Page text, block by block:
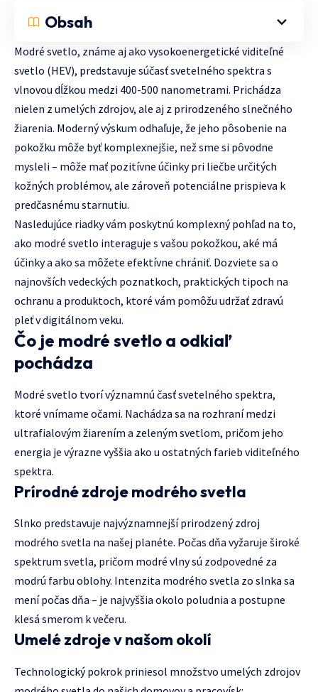
Obsah
Modré svetlo, známe aj ako vysokoenergetické viditeľné
svetlo (HEV), predstavuje súčasť svetelného spektra s
vlnovou dĺžkou medzi 400-500 nanometrami. Prichádza
nielen z umelých zdrojov, ale aj z prirodzeného slnečného
žiarenia. Moderný výskum odhaľuje, že jeho pôsobenie na
pokožku môže byť komplexnejšie, než sme si pôvodne
mysleli – môže mať pozitívne účinky pri liečbe určitých
kožných problémov, ale zároveň potenciálne prispieva k
predčasnému starnutiu.
Nasledujúce riadky vám poskytnú komplexný pohľad na to,
ako modré svetlo interaguje s vašou pokožkou, aké má
účinky a ako sa môžete efektívne chrániť. Dozviete sa o
najnovších vedeckých poznatkoch, praktických tipoch na
ochranu a produktoch, ktoré vám pomôžu udržať zdravú
pleť v digitálnom veku.
Čo je modré svetlo a odkiaľ
pochádza
Modré svetlo tvorí významnú časť svetelného spektra,
ktoré vnímame očami. Nachádza sa na rozhraní medzi
ultrafialovým žiarením a zeleným svetlom, pričom jeho
energia je výrazne vyššia ako u ostatných farieb viditeľného
spektra.
Prírodné zdroje modrého svetla
Slnko predstavuje najvýznamnejší prirodzený zdroj
modrého svetla na našej planéte. Počas dňa vyžaruje široké
spektrum svetla, pričom modré vlny sú zodpovedné za
modrú farbu oblohy. Intenzita modrého svetla zo slnka sa
mení počas dňa – je najvyššia okolo poludnia a postupne
klesá smerom k večeru.
Umelé zdroje v našom okolí
Technologický pokrok priniesol množstvo umelých zdrojov